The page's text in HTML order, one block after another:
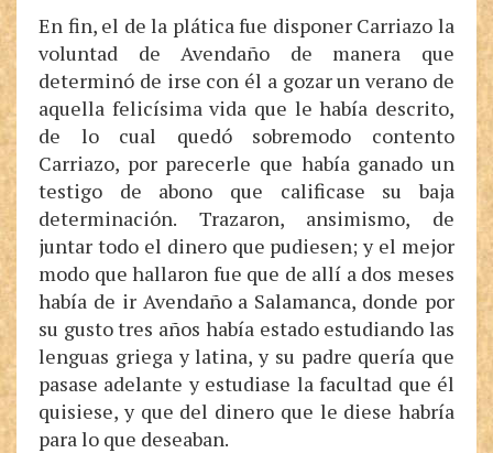
En fin, el de la plática fue disponer Carriazo la
voluntad de Avendaño de manera que
determinó de irse con él a gozar un verano de
aquella felicísima vida que le había descrito,
de lo cual quedó sobremodo contento
Carriazo, por parecerle que había ganado un
testigo de abono que calificase su baja
determinación. Trazaron, ansimismo, de
juntar todo el dinero que pudiesen; y el mejor
modo que hallaron fue que de allí a dos meses
había de ir Avendaño a Salamanca, donde por
su gusto tres años había estado estudiando las
lenguas griega y latina, y su padre quería que
pasase adelante y estudiase la facultad que él
quisiese, y que del dinero que le diese habría
para lo que deseaban.